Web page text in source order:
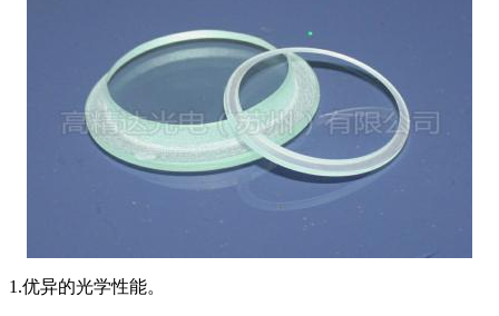
1.优异的光学性能。